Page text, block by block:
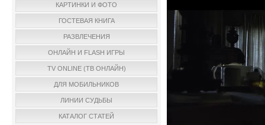
КАРТИНКИ И ФОТО
ГОСТЕВАЯ КНИГА
РАЗВЛЕЧЕНИЯ
ОНЛАЙН И FLASH ИГРЫ
TV ONLINE (ТВ ОНЛАЙН)
ДЛЯ МОБИЛЬНИКОВ
ЛИНИИ СУДЬБЫ
КАТАЛОГ СТАТЕЙ